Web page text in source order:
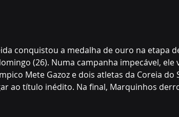
conquistou a medalha de ouro na etapa
(26). Numa campanha impecável, ele
Mete Gazoz e dois atletas da Coreia
ao título inédito. Na final, Marquinhos